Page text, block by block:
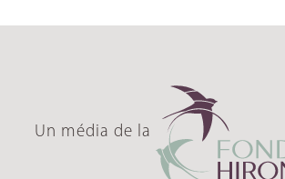
Un média de la